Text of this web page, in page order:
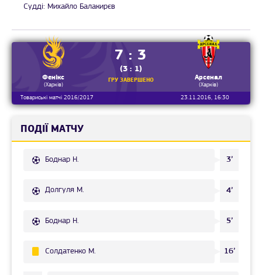
Судді: Михайло Балакирєв
Фенікс
(Харків)
7 : 3
(3 : 1)
ГРУ ЗАВЕРШЕНО Арсенал
(Харків)
Товариські матчі 2016/2017
23.11.2016, 16:30
ПОДІЇ МАТЧУ
Боднар Н. 3’
Долгуля М. 4’
Боднар Н. 5’
Солдатенко М. 16’